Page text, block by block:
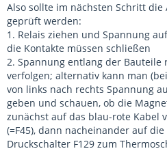
Also sollte im nächsten Schritt die
geprüft werden:
1. Relais ziehen und Spannung
die Kontakte müssen schließen
2. Spannung entlang der
verfolgen; alternativ kann man
von links nach rechts Spannung
geben und schauen, ob die
zunächst auf das blau-rote Kabel
(=F45), dann nacheinander auf
Druckschalter F129 zum